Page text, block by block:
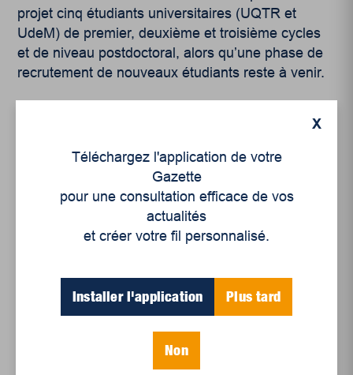
projet cinq étudiants universitaires (UQTR et
UdeM) de premier, deuxième et troisième cycles
et de niveau postdoctoral, alors qu’une phase de
recrutement de nouveaux étudiants reste à venir.
Articles récents
régionale
X
Téléchargez l'application de votre
Gazette
pour une consultation efficace de vos
actualités
et créer votre fil personnalisé.
Installer l'application Plus tard
Non